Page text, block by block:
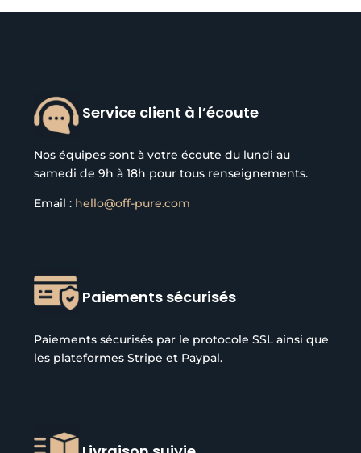
Service client à l’écoute
Nos équipes sont à votre écoute du lundi au
samedi de 9h à 18h pour tous renseignements.
Email : hello@off-pure.com
Paiements sécurisés
Paiements sécurisés par le protocole SSL ainsi que
les plateformes Stripe et Paypal.